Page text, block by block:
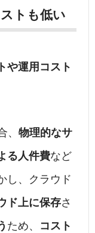
トも低い
や運用コスト
、 物理的なサ
る人件費など
し、クラウド
ド上に保存さ
ため、 コスト